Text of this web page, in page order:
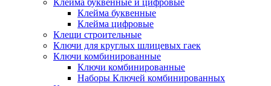
Клейма буквенные и цифровые
Клейма буквенные
Клейма цифровые
Клещи строительные
Ключи для круглых шлицевых гаек
Ключи комбинированные
Ключи комбинированные
Наборы Ключей комбинированных